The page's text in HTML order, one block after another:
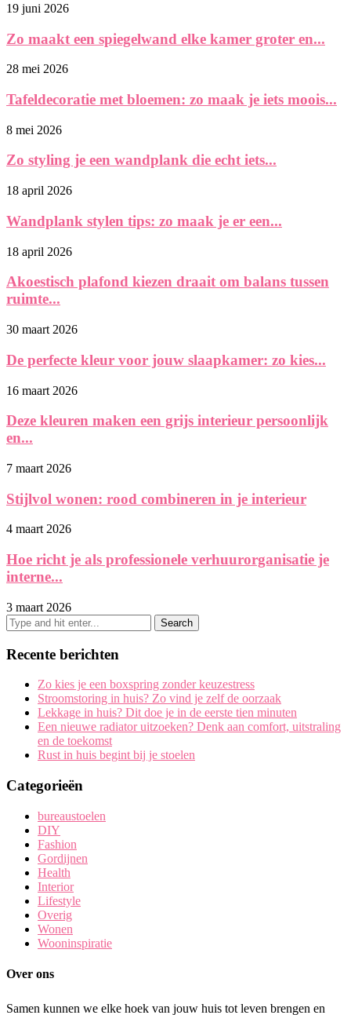
19 juni 2026
Zo maakt een spiegelwand elke kamer groter en...
28 mei 2026
Tafeldecoratie met bloemen: zo maak je iets moois...
8 mei 2026
Zo styling je een wandplank die echt iets...
18 april 2026
Wandplank stylen tips: zo maak je er een...
18 april 2026
Akoestisch plafond kiezen draait om balans tussen
ruimte...
30 maart 2026
De perfecte kleur voor jouw slaapkamer: zo kies...
16 maart 2026
Deze kleuren maken een grijs interieur persoonlijk
en...
7 maart 2026
Stijlvol wonen: rood combineren in je interieur
4 maart 2026
Hoe richt je als professionele verhuurorganisatie je
interne...
3 maart 2026
Recente berichten
Zo kies je een boxspring zonder keuzestress
Stroomstoring in huis? Zo vind je zelf de oorzaak
Lekkage in huis? Dit doe je in de eerste tien minuten
Een nieuwe radiator uitzoeken? Denk aan comfort, uitstraling
en de toekomst
Rust in huis begint bij je stoelen
Categorieën
bureaustoelen
DIY
Fashion
Gordijnen
Health
Interior
Lifestyle
Overig
Wonen
Wooninspiratie
Over ons
Samen kunnen we elke hoek van jouw huis tot leven brengen en